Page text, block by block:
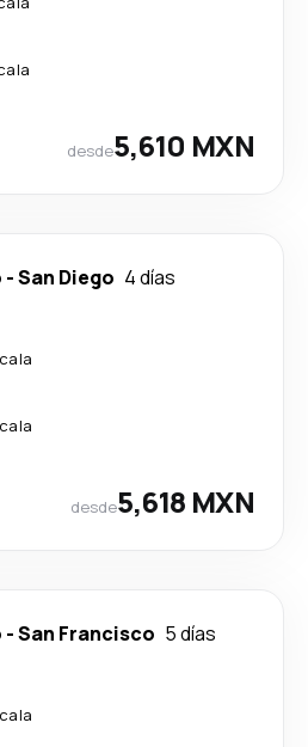
desde5,610 MXN
-San Diego 4 días
desde5,618 MXN
-San Francisco 5 días